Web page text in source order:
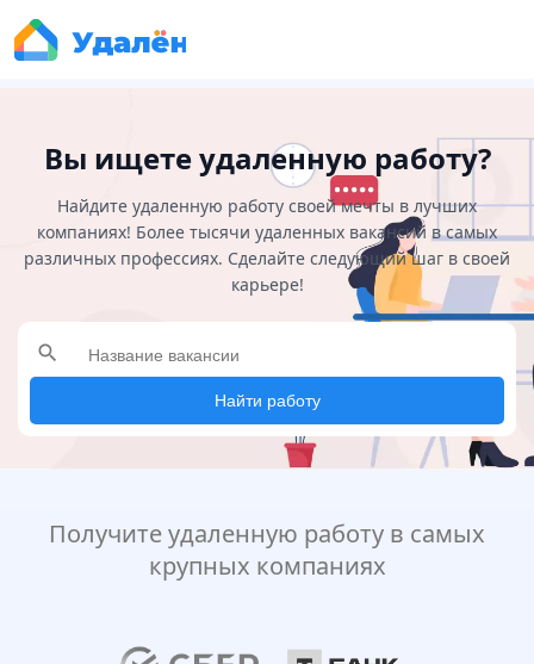
Вы ищете удаленную работу?
Найдите удаленную работу своей мечты в лучших
компаниях! Более тысячи удаленных вакансий в самых
различных профессиях. Сделайте следующий шаг в своей
карьере!
search
Найти работу
Получите удаленную работу в самых
крупных компаниях